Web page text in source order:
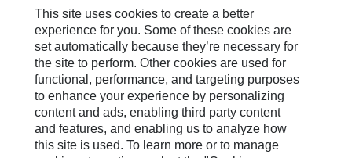
SPM Oil & Gas
Turner Powertrain Systems
Fale Conosco
Mapa Do Local
Cookie Settings
This site uses cookies to create a better
experience for you. Some of these cookies are
set automatically because they’re necessary for
the site to perform. Other cookies are used for
functional, performance, and targeting purposes
to enhance your experience by personalizing
content and ads, enabling third party content
and features, and enabling us to analyze how
this site is used. To learn more or to manage